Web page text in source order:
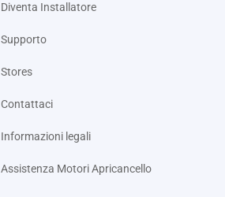
Diventa Installatore
Supporto
Stores
Contattaci
Informazioni legali
Assistenza Motori Apricancello